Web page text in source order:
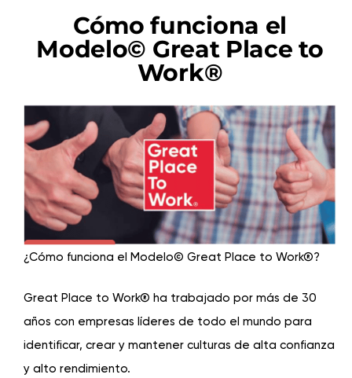
Cómo funciona el
Modelo© Great Place to
Work®
¿Cómo funciona el Modelo© Great Place to Work®?
Great Place to Work® ha trabajado por más de 30
años con empresas líderes de todo el mundo para
identificar, crear y mantener culturas de alta confianza
y alto rendimiento.